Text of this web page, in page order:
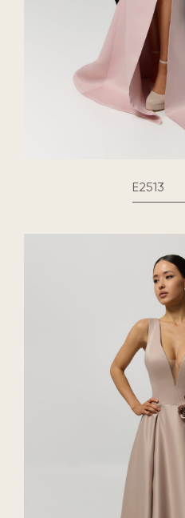
E2513